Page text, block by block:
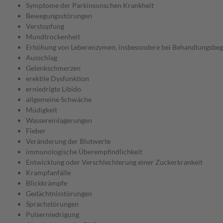
Symptome der Parkinsonschen Krankheit
Bewegungsstörungen
Verstopfung
Mundtrockenheit
Erhöhung von Leberenzymen, insbesondere bei
Ausschlag
Gelenkschmerzen
erektile Dysfunktion
erniedrigte Libido
allgemeine Schwäche
Müdigkeit
Wassereinlagerungen
Fieber
Veränderung der Blutwerte
immunologische Überempfindlichkeit
Entwicklung oder Verschlechterung einer Zuckerkrankeit
Krampfanfälle
Blickkrämpfe
Gedächtnisstörungen
Sprachstörungen
Pulserniedrigung